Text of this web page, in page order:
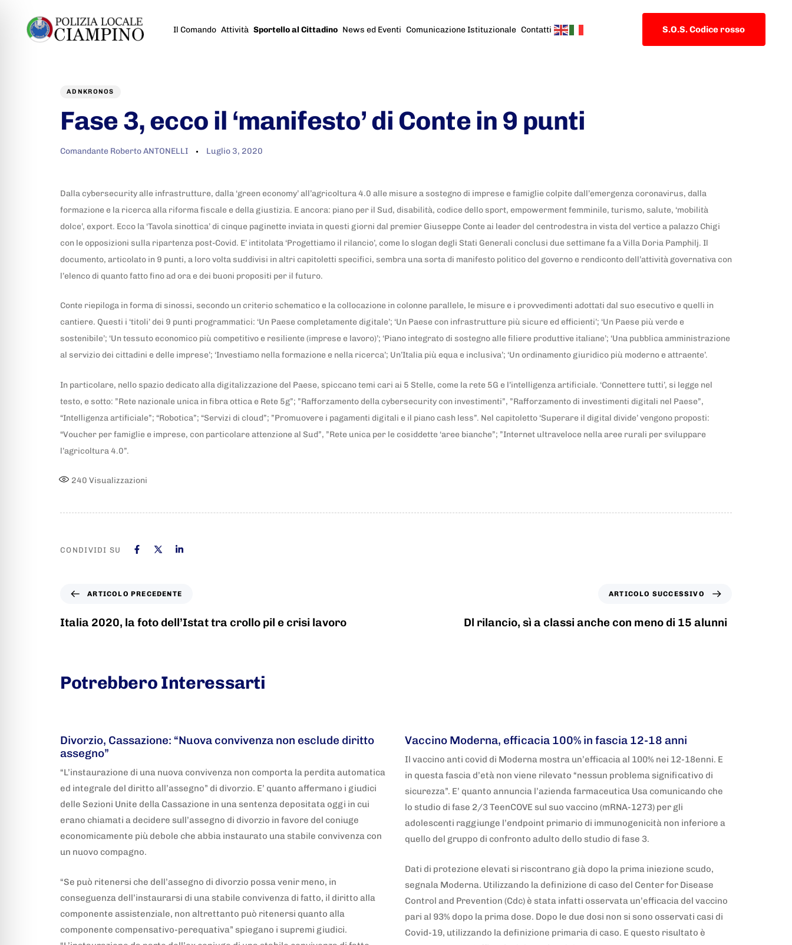
Il Comando Attività Sportello al Cittadino News ed Eventi Comunicazione Istituzionale Contatti S.O.S. Codice rosso
ADNKRONOS
Fase 3, ecco il ‘manifesto’ di Conte in 9 punti
Comandante Roberto ANTONELLI Luglio 3, 2020
Dalla cybersecurity alle infrastrutture, dalla ‘green economy’ all’agricoltura 4.0 alle misure a sostegno di imprese e famiglie colpite dall’emergenza coronavirus, dalla
formazione e la ricerca alla riforma fiscale e della giustizia. E ancora: piano per il Sud, disabilità, codice dello sport, empowerment femminile, turismo, salute, ‘mobilità
dolce’, export. Ecco la ‘Tavola sinottica’ di cinque paginette inviata in questi giorni dal premier Giuseppe Conte ai leader del centrodestra in vista del vertice a palazzo Chigi
con le opposizioni sulla ripartenza post-Covid. E’ intitolata ‘Progettiamo il rilancio’, come lo slogan degli Stati Generali conclusi due settimane fa a Villa Doria Pamphilj. Il
documento, articolato in 9 punti, a loro volta suddivisi in altri capitoletti specifici, sembra una sorta di manifesto politico del governo e rendiconto dell’attività governativa con
l’elenco di quanto fatto fino ad ora e dei buoni propositi per il futuro.
Conte riepiloga in forma di sinossi, secondo un criterio schematico e la collocazione in colonne parallele, le misure e i provvedimenti adottati dal suo esecutivo e quelli in
cantiere. Questi i ‘titoli’ dei 9 punti programmatici: ‘Un Paese completamente digitale’; ‘Un Paese con infrastrutture più sicure ed efficienti’; ‘Un Paese più verde e
sostenibile’; ‘Un tessuto economico più competitivo e resiliente (imprese e lavoro)’; ‘Piano integrato di sostegno alle filiere produttive italiane’; ‘Una pubblica amministrazione
al servizio dei cittadini e delle imprese’; ‘Investiamo nella formazione e nella ricerca’; Un’Italia più equa e inclusiva’; ‘Un ordinamento giuridico più moderno e attraente’.
In particolare, nello spazio dedicato alla digitalizzazione del Paese, spiccano temi cari ai 5 Stelle, come la rete 5G e l’intelligenza artificiale. ‘Connettere tutti’, si legge nel
testo, e sotto: ”Rete nazionale unica in fibra ottica e Rete 5g”; ”Rafforzamento della cybersecurity con investimenti”, ”Rafforzamento di investimenti digitali nel Paese”,
“Intelligenza artificiale”; “Robotica”; “Servizi di cloud”; ”Promuovere i pagamenti digitali e il piano cash less”. Nel capitoletto ‘Superare il digital divide’ vengono proposti:
“Voucher per famiglie e imprese, con particolare attenzione al Sud”, ”Rete unica per le cosiddette ‘aree bianche”; ”Internet ultraveloce nella aree rurali per sviluppare
l’agricoltura 4.0”.
240 Visualizzazioni
CONDIVIDI SU
ARTICOLO PRECEDENTE
Italia 2020, la foto dell’Istat tra crollo pil e crisi lavoro
ARTICOLO SUCCESSIVO
Dl rilancio, sì a classi anche con meno di 15 alunni
Potrebbero Interessarti
Divorzio, Cassazione: “Nuova convivenza non esclude diritto
assegno”
“L’instaurazione di una nuova convivenza non comporta la perdita automatica
ed integrale del diritto all’assegno” di divorzio. E’ quanto affermano i giudici
delle Sezioni Unite della Cassazione in una sentenza depositata oggi in cui
erano chiamati a decidere sull’assegno di divorzio in favore del coniuge
economicamente più debole che abbia instaurato una stabile convivenza con
un nuovo compagno.
“Se può ritenersi che dell’assegno di divorzio possa venir meno, in
conseguenza dell’instaurarsi di una stabile convivenza di fatto, il diritto alla
componente assistenziale, non altrettanto può ritenersi quanto alla
componente compensativo-perequativa” spiegano i supremi giudici.
Vaccino Moderna, efficacia 100% in fascia 12-18 anni
Il vaccino anti covid di Moderna mostra un’efficacia al 100% nei 12-18enni. E
in questa fascia d’età non viene rilevato “nessun problema significativo di
sicurezza”. E’ quanto annuncia l’azienda farmaceutica Usa comunicando che
lo studio di fase 2/3 TeenCOVE sul suo vaccino (mRNA-1273) per gli
adolescenti raggiunge l’endpoint primario di immunogenicità non inferiore a
quello del gruppo di confronto adulto dello studio di fase 3.
Dati di protezione elevati si riscontrano già dopo la prima iniezione scudo,
segnala Moderna. Utilizzando la definizione di caso del Center for Disease
Control and Prevention (Cdc) è stata infatti osservata un’efficacia del vaccino
pari al 93% dopo la prima dose. Dopo le due dosi non si sono osservati casi di
Covid-19, utilizzando la definizione primaria di caso. E questo risultato è